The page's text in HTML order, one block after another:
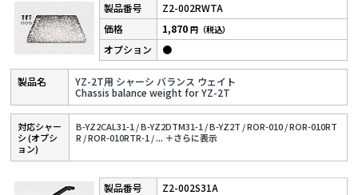
Z2-002RWTA
YZ-2T用 シャーシ バランス ウェイト
Chassis balance weight for YZ-2T
1,870円（税込）
●
対応シャー
シ (オプシ
ョン)
B-YZ2CAL31-1 /B-YZ2DTM31-1 /B-YZ2T /ROR-010 /ROR-010RT
R /ROR-010RTR-1 /... ＋さらに表⽰
Z2-002S31A